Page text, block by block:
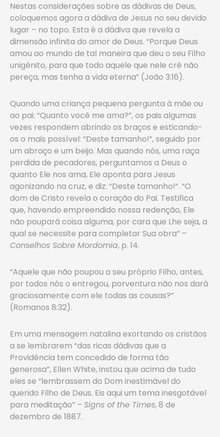
Nestas considerações sobre as dádivas de Deus,
coloquemos agora a dádiva de Jesus no seu devido
lugar – no topo. Esta é a dádiva que revela a
dimensão infinita do amor de Deus. “Porque Deus
amou ao mundo de tal maneira que deu o seu Filho
unigênito, para que todo aquele que nele crê não
pereça, mas tenha a vida eterna” (João 3:16).
Quando uma criança pequena pergunta à mãe ou
ao pai: “Quanto você me ama?”, os pais algumas
vezes respondem abrindo os braços e esticando-
os o mais possível: “Deste tamanho!”, seguido por
um abraço e um beijo. Mas quando nós, uma raça
perdida de pecadores, perguntamos a Deus o
quanto Ele nos ama, Ele aponta para Jesus
agonizando na cruz, e diz: “Deste tamanho!”. “O
dom de Cristo revela o coração do Pai. Testifica
que, havendo empreendido nossa redenção, Ele
não poupará coisa alguma, por cara que Lhe seja, a
qual se necessite para completar Sua obra” –
Conselhos Sobre Mordomia, p. 14.
“Aquele que não poupou a seu próprio Filho, antes,
por todos nós o entregou, porventura não nos dará
graciosamente com ele todas as cousas?”
(Romanos 8:32).
Em uma mensagem natalina exortando os cristãos
a se lembrarem “das ricas dádivas que a
Providência tem concedido de forma tão
generosa”, Ellen White, instou que acima de tudo
eles se “lembrassem do Dom inestimável do
querido Filho de Deus. Eis aqui um tema inesgotável
para meditação” – Signs of the Times, 8 de
dezembro de 1887.